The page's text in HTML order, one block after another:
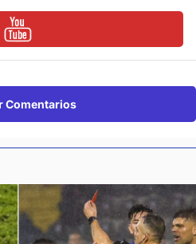
Comentarios